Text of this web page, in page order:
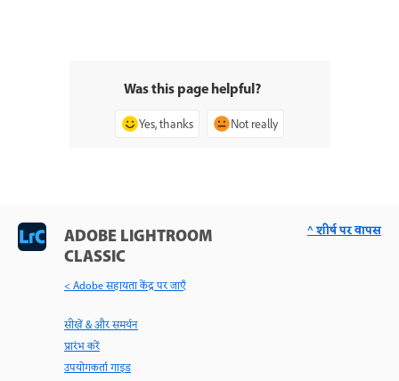
Was this page helpful?
Yes, thanks Not really
ADOBE LIGHTROOM
CLASSIC
< Adobe सहायता केंद्र पर जाएँ
सीखें & और समर्थन
प्रारंभ करें
उपयोगकर्ता गाइड
^ शीर्ष पर वापस